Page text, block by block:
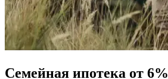
Семейная ипотека от 6%